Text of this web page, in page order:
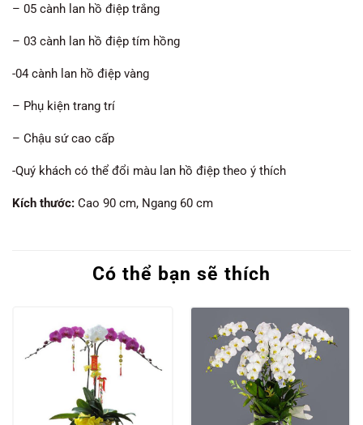
– 05 cành lan hồ điệp trắng
– 03 cành lan hồ điệp tím hồng
-04 cành lan hồ điệp vàng
– Phụ kiện trang trí
– Chậu sứ cao cấp
-Quý khách có thể đổi màu lan hồ điệp theo ý thích
Kích thước: Cao 90 cm, Ngang 60 cm
Có thể bạn sẽ thích